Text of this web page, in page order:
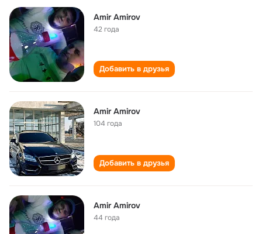
Amir Amirov
42 года
Добавить в друзья
Amir Amirov
104 года
Добавить в друзья
Amir Amirov
44 года